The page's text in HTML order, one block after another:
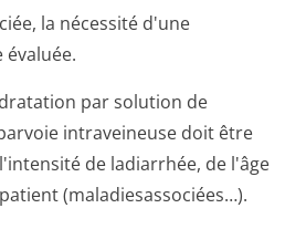
la nécessité d'une
par solution de
intraveineuse doit être
de ladiarrhée, de l'âge
(maladiesasso­ciées…).